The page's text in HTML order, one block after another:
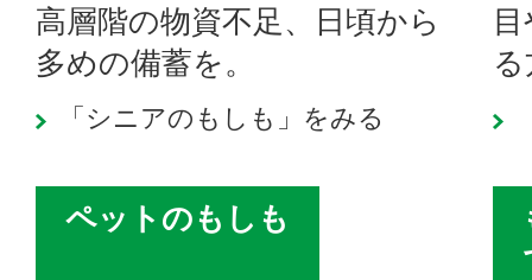
高層階の物資不足、日頃から
多めの備蓄を。
「シニアのもしも」をみる
ペットのもしも